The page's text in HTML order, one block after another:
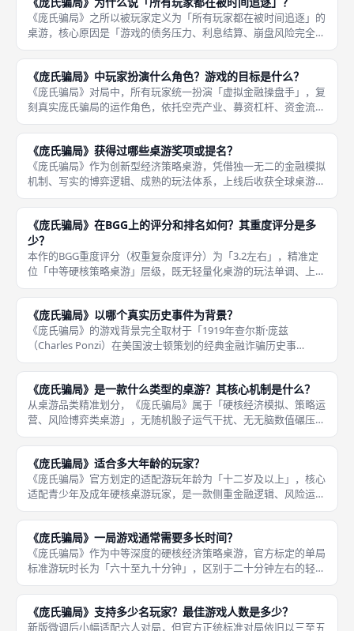
础，所有
《庞氏骗局》之所以被玩家定义为「所有玩家都在被时间追逐」的
桌游，核心原因是「游戏的债务压力、利息结算、崩盘风险完全绑
定时间轮转机制」，时间是所有玩家最大的敌人，无人可以置身事
外，全程被动被时间推着博弈，无法佛系运营、拖延发育。不同于
常规桌游
《庞氏骗局》中玩家扮演什么角色？游戏的目标是什么？
《庞氏骗局》对局中，所有玩家统一扮演「虚拟金融操盘手」，复
刻真实庞氏骗局的运作角色，依托空壳产业、募资杠杆、资金流
转、延迟付息的模式，搭建属于自己的虚假金融体系。玩家无需创
造实际收益，仅依靠资金轮转、债务置换、对手交易维持体系运
转，模拟真实
《庞氏骗局》获得过哪些桌游奖项或提名？
《庞氏骗局》作为创新型经济策略桌游，凭借独一无二的金融模拟
机制、写实的博弈逻辑、成熟的玩法体系，上线后收获全球桌游行
业的广泛认可，斩获多项国际权威桌游奖项提名，是小众硬核桌游
中获奖认可度极高的代表作。本作虽不属于大众爆款获奖桌游，但
在经济题
《庞氏骗局》在BGG上的评分和排名如何？其重度评分是多
少？
本作的BGG重度评分（权重复杂度评分）为「3.2左右」，精准定
位「中等硬核策略桌游」层级，既无轻量化桌游的玩法单调、上限
过低问题，也无重度重策桌游的规则繁琐、学习成本过高问题，复
杂度适中、策略深度充足，专门适配有一定桌游基础、追求逻辑博
弈与
《庞氏骗局》以哪个真实历史事件为背景？
《庞氏骗局》的游戏背景完全取材于「1919年查尔斯·庞兹
（Charles Ponzi）在美国波士顿策划的经典金融诈骗历史事
件」，该事件是全球金融史上最知名的庞氏骗局原型，也是金融教
科书重点收录的经典诈骗案例，游戏高度还原本次事件的核心运作
逻
《庞氏骗局》是一款什么类型的桌游？其核心机制是什么？
从桌游品类精准划分，《庞氏骗局》属于「硬核经济模拟、策略运
营、风险博弈类桌游」，无随机骰子运气干扰、无无脑数值碾压，
全程依靠玩家主观决策、风险把控、交易博弈、长线布局决定对局
胜负，是国内桌游圈层少有的写实金融模拟类佳作，也是成都桌游
资深玩家
《庞氏骗局》适合多大年龄的玩家？
《庞氏骗局》官方划定的适配游玩年龄为「十二岁及以上」，核心
适配青少年及成年硬核桌游玩家，是一款侧重金融逻辑、风险运
营、心理博弈、长线布局的策略桌游。本作摒弃低龄桌游的简单娱
乐属性，需要玩家具备成熟的数值计算、局势预判、风险取舍、长
线规划能力
《庞氏骗局》一局游戏通常需要多长时间？
《庞氏骗局》作为中等深度的硬核经济策略桌游，官方标定的单局
标准游玩时长为「六十至九十分钟」，区别于二十分钟左右的轻量
化聚会桌游，本作拥有完整的运营、交易、结算、崩盘体系，对局
流程饱满、策略层次丰富，适合玩家沉浸式深度博弈，是成都桌游
圈层资深
《庞氏骗局》支持多少名玩家？最佳游戏人数是多少？
新版微调后小幅适配六人对局，但官方正统标准对局依旧以三至五